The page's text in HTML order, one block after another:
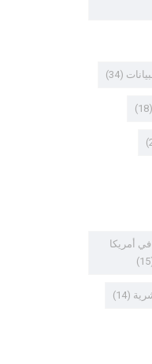
(34)
(18)
أمريكا
(14)